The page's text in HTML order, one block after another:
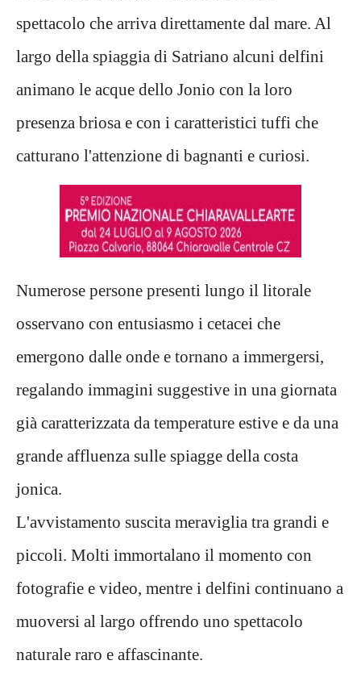
spettacolo che arriva direttamente dal mare. Al
largo della spiaggia di Satriano alcuni delfini
animano le acque dello Jonio con la loro
presenza briosa e con i caratteristici tuffi che
catturano l'attenzione di bagnanti e curiosi.
Numerose persone presenti lungo il litorale
osservano con entusiasmo i cetacei che
emergono dalle onde e tornano a immergersi,
regalando immagini suggestive in una giornata
già caratterizzata da temperature estive e da una
grande affluenza sulle spiagge della costa
jonica.
L'avvistamento suscita meraviglia tra grandi e
piccoli. Molti immortalano il momento con
fotografie e video, mentre i delfini continuano a
muoversi al largo offrendo uno spettacolo
naturale raro e affascinante.